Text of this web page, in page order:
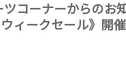
ツコーナーからのお
ィークセール》開